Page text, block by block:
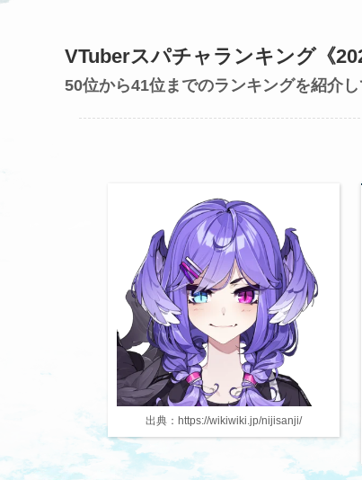
VTuberスパチャランキング《
50位から41位までのランキングを紹介
出典：https://wikiwiki.jp/nijisanji/